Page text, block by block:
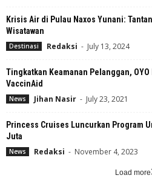
Krisis Air di Pulau Naxos Yunani:
Wisatawan
Destinasi Redaksi - July 13, 2024
Tingkatkan Keamanan Pelanggan,
VaccinAid
News Jihan Nasir - July 23, 2021
Princess Cruises Luncurkan Program
Juta
News Redaksi - November 4, 2023
Load more